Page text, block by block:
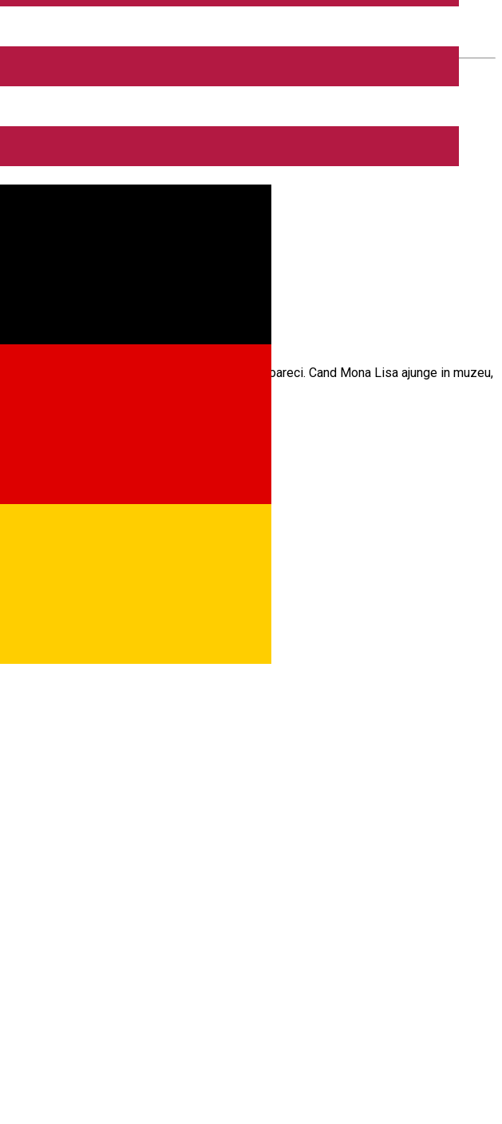
Pisici de elita pazesc exponatele de soareci. Cand Mona Lisa ajunge in muzeu,